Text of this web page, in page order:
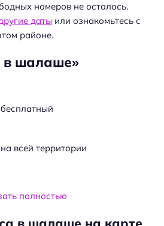
номеров не осталось.
даты или ознакомьтесь с
районе.
в шалаше»
всей территории
весу животных
полностью